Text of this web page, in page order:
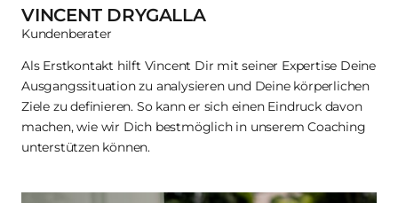
VINCENT DRYGALLA
Kundenberater
Als Erstkontakt hilft Vincent Dir mit seiner Expertise Deine
Ausgangssituation zu analysieren und Deine körperlichen
Ziele zu definieren. So kann er sich einen Eindruck davon
machen, wie wir Dich bestmöglich in unserem Coaching
unterstützen können.